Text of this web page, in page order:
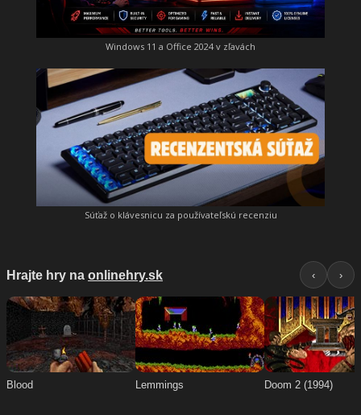
Windows 11 a Office 2024 v zľavách
Súťaž o klávesnicu za používateľskú recenziu